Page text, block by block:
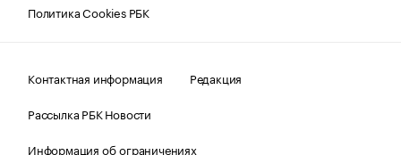
Политика Cookies РБК
Контактная информация
Редакция
Рассылка РБК Новости
Информация об ограничениях